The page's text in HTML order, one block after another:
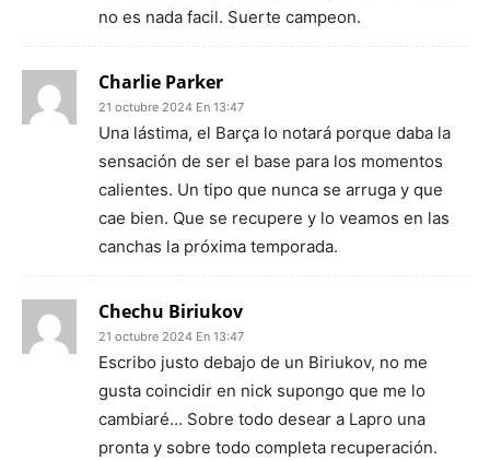
no es nada facil. Suerte campeon.
Charlie Parker
21 octubre 2024 En 13:47
Una lástima, el Barça lo notará porque daba la
sensación de ser el base para los momentos
calientes. Un tipo que nunca se arruga y que
cae bien. Que se recupere y lo veamos en las
canchas la próxima temporada.
Chechu Biriukov
21 octubre 2024 En 13:47
Escribo justo debajo de un Biriukov, no me
gusta coincidir en nick supongo que me lo
cambiaré… Sobre todo desear a Lapro una
pronta y sobre todo completa recuperación.